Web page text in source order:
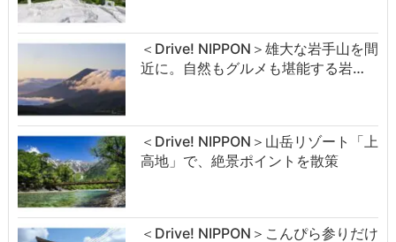
＜Drive! NIPPON＞雄大な岩手山を間
近に。自然もグルメも堪能する岩…
＜Drive! NIPPON＞山岳リゾート「上
高地」で、絶景ポイントを散策
＜Drive! NIPPON＞こんぴら参りだけ